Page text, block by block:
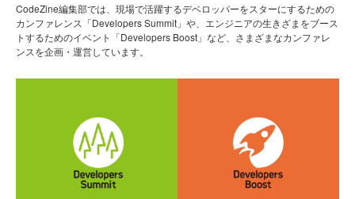
CodeZine編集部では、現場で活躍するデベロッパーをスターにするための
カンファレンス「Developers Summit」や、エンジニアの生きざまをブース
トするためのイベント「Developers Boost」など、さまざまなカンファレ
ンスを企画・運営しています。